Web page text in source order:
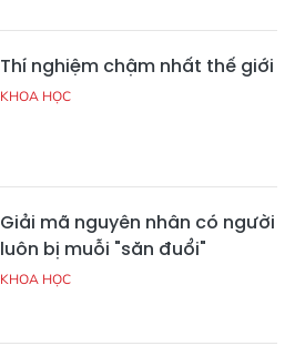
Thí nghiệm chậm nhất thế giới
KHOA HỌC
Giải mã nguyên nhân có người
luôn bị muỗi "săn đuổi"
KHOA HỌC